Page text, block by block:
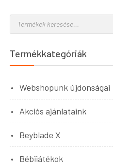
Termékkategóriák
Webshopunk újdonságai
Akciós ajánlataink
Beyblade X
Bébijátékok